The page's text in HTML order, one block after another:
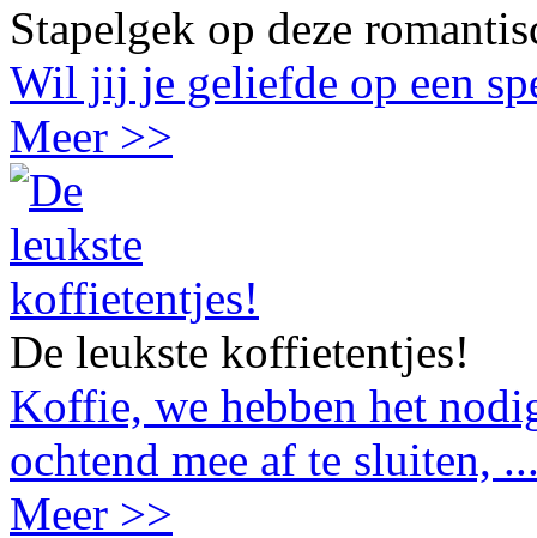
Stapelgek op deze
Wil jij je geliefde op een
Meer >>
De leukste koffietentjes!
Koffie, we hebben het
ochtend mee af te sluiten,
Meer >>